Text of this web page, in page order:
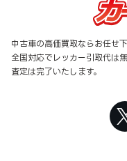
中古車の高価買取ならお任せ下
全国対応でレッカー引取代は
査定は完了いたします。